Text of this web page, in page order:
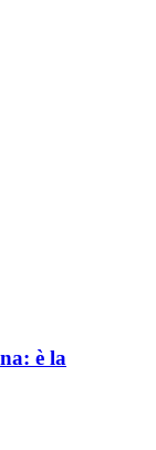
è la